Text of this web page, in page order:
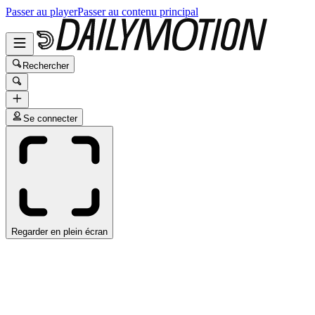
Passer au playerPasser au contenu principal
Rechercher
Se connecter
Regarder en plein écran